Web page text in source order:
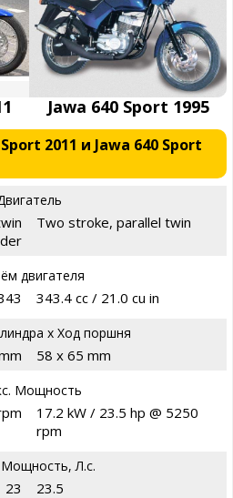
Jawa 640 Sport 1995
2011 и Jawa 640 Sport
Two stroke, parallel twin
двигателя
343.4 cc / 21.0 cu in
х Ход поршня
58 x 65 mm
Мощность
17.2 kW / 23.5 hp @ 5250
rpm
Л.с.
23 23.5